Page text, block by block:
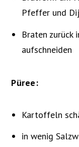
Pfeffer und
Braten zurück
aufschneiden
Püree:
Kartoffeln
in wenig